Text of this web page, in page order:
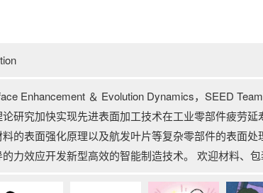
Enhancement ＆ Evolution Dynamics，SEED
研究加快实现先进表面加工技术在工业零部件疲劳
的表面强化原理以及航发叶片等复杂零部件的表面
力效应开发新型高效的智能制造技术。 欢迎材料、